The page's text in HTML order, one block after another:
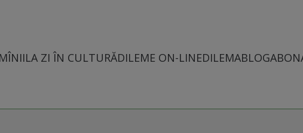
LA ZI ÎN CULTURĂDILEME ON-LINEDILEMABLOG